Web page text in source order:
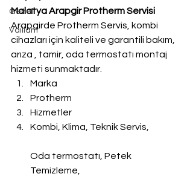
Genel
Vaillant
Malatya Arapgir Protherm Servisi
Arapgirde Protherm Servis, kombi
cihazları için kaliteli ve garantili bakım,
arıza , tamir, oda termostatı montaj
hizmeti sunmaktadır.
Marka
Protherm
Hizmetler
Kombi, Klima, Teknik Servis,
Oda termostatı, Petek
Temizleme,